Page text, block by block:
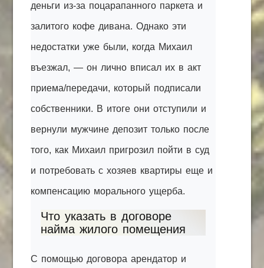
деньги из-за поцарапанного паркета и
залитого кофе дивана. Однако эти
недостатки уже были, когда Михаил
въезжал, — он лично вписал их в акт
приема/передачи, который подписали
собственники. В итоге они отступили и
вернули мужчине депозит только после
того, как Михаил пригрозил пойти в суд
и потребовать с хозяев квартиры еще и
компенсацию морального ущерба.
Что указать в договоре
найма жилого помещения
С помощью договора арендатор и